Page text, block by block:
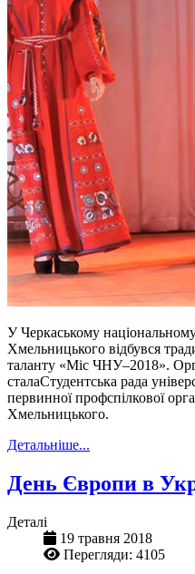
У Черкаському національному
Хмельницького відбувся
таланту «Міс ЧНУ–2018».
сталаСтудентська рада
первинної профспілкової
Хмельницького.
Детальніше...
День Європи в
Деталі
19 травня 2018
Перегляди: 4105